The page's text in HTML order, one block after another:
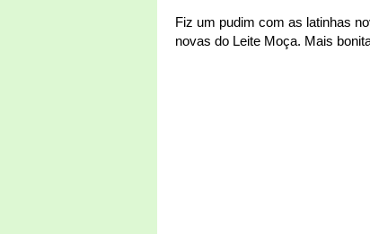
Fiz um pudim com as latinhas
novas do Leite Moça. Mais